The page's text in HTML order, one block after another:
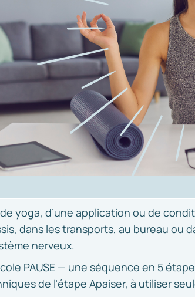
yoga, d’une application ou de
dans les transports, au bureau ou
nerveux.
PAUSE — une séquence en 5
de l’étape Apaiser, à utiliser